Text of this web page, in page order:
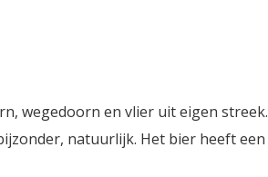
wegedoorn en vlier uit eigen streek.
natuurlijk. Het bier heeft een